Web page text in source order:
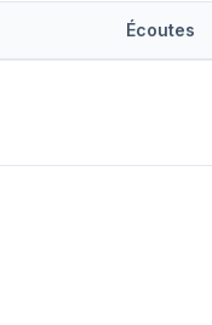
Écoutes